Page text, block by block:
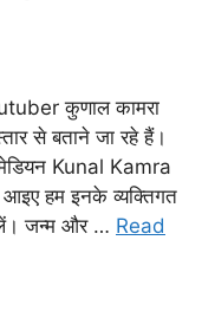
कुणाल कामरा
से बताने जा रहे हैं।
Kunal Kamra
हम इनके व्यक्तिगत
जन्म और … Read